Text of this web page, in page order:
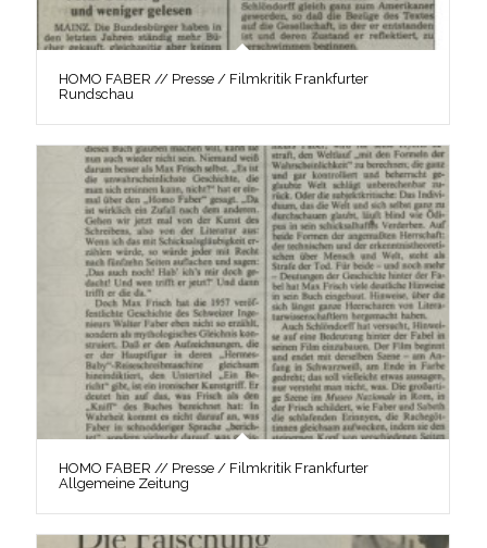
HOMO FABER // Presse / Filmkritik Frankfurter
Rundschau
HOMO FABER // Presse / Filmkritik Frankfurter
Allgemeine Zeitung